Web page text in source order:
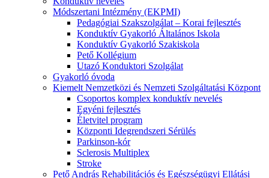
Módszertani Intézmény (EKPMI)
Pedagógiai Szakszolgálat – Korai fejlesztés
Konduktív Gyakorló Általános Iskola
Konduktív Gyakorló Szakiskola
Pető Kollégium
Utazó Konduktori Szolgálat
Gyakorló óvoda
Kiemelt Nemzetközi és Nemzeti Szolgáltatási Központ
Csoportos komplex konduktív nevelés
Egyéni fejlesztés
Életvitel program
Központi Idegrendszeri Sérülés
Parkinson-kór
Sclerosis Multiplex
Stroke
Pető András Rehabilitációs és Egészségügyi Ellátási